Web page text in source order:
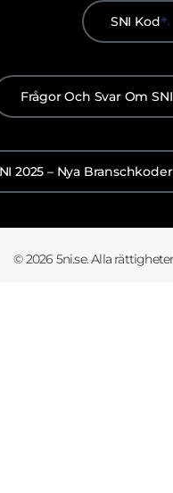
SNI Kod
Frågor Och Svar Om SNI
2025 – Nya Branschkoder
© 2026 5ni.se. Alla